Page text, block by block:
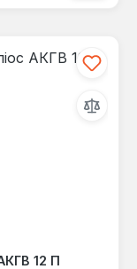
12 П